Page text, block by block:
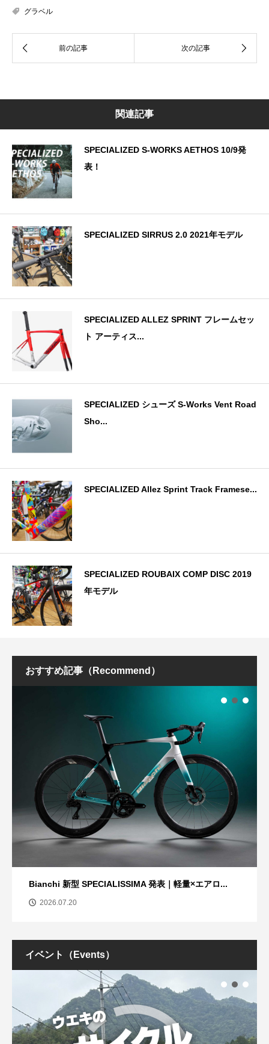
グラベル
関連記事
SPECIALIZED S-WORKS AETHOS 10/9発
表！
SPECIALIZED SIRRUS 2.0 2021年モデル
SPECIALIZED ALLEZ SPRINT フレームセッ
ト アーティス...
SPECIALIZED シューズ S-Works Vent Road
Sho...
SPECIALIZED Allez Sprint Track Framese...
SPECIALIZED ROUBAIX COMP DISC 2019
年モデル
おすすめ記事（Recommend）
Bianchi 新型 SPECIALISSIMA 発表｜軽量×エアロ...
2026.07.20
イベント（Events）